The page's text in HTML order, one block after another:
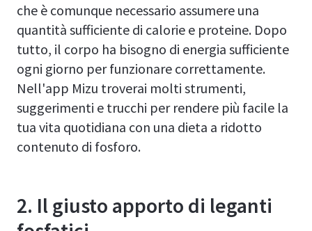
che è comunque necessario assumere una
quantità sufficiente di calorie e proteine. Dopo
tutto, il corpo ha bisogno di energia sufficiente
ogni giorno per funzionare correttamente.
Nell'app Mizu troverai molti strumenti,
suggerimenti e trucchi per rendere più facile la
tua vita quotidiana con una dieta a ridotto
contenuto di fosforo.
2. Il giusto apporto di leganti